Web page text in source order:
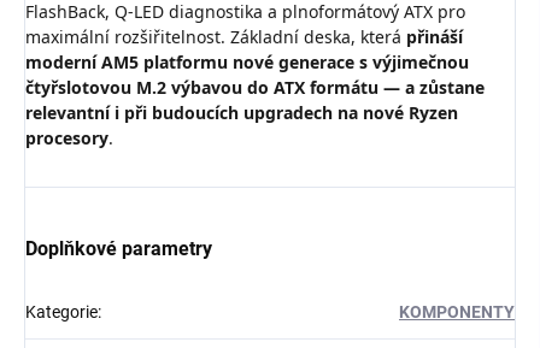
FlashBack, Q-LED diagnostika a plnoformátový ATX pro
maximální rozšiřitelnost. Základní deska, která přináší
moderní AM5 platformu nové generace s výjimečnou
čtyřslotovou M.2 výbavou do ATX formátu — a zůstane
relevantní i při budoucích upgradech na nové Ryzen
procesory.
Doplňkové parametry
Kategorie: KOMPONENTY